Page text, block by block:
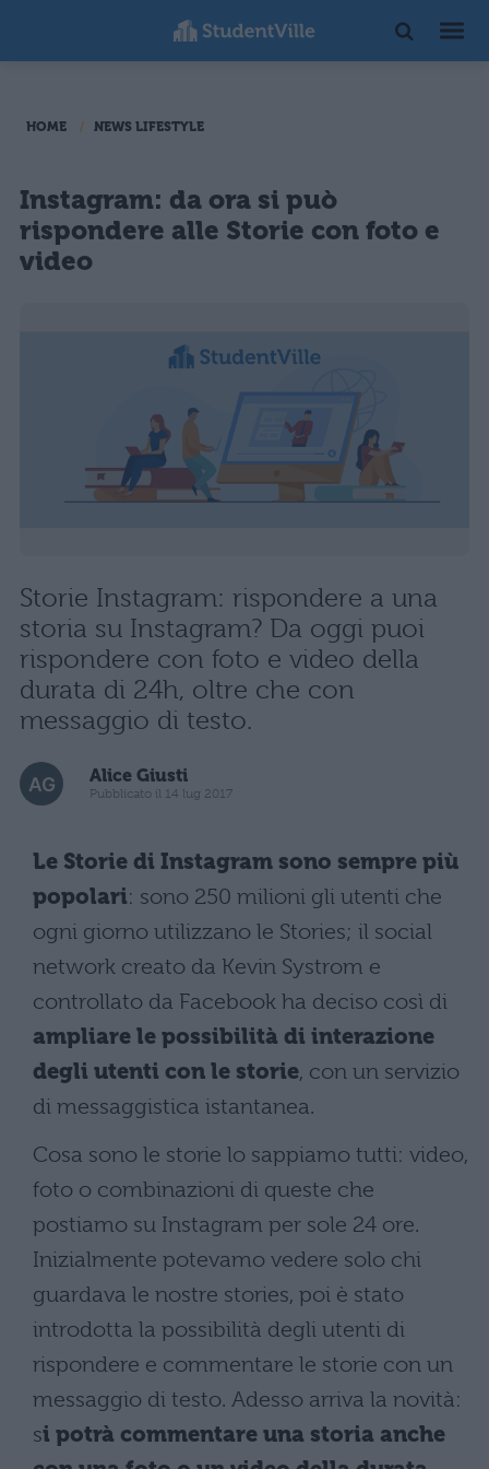
HOME NEWS LIFESTYLE
Instagram: da ora si può
rispondere alle Storie con foto e
video
Storie Instagram: rispondere a una
storia su Instagram? Da oggi puoi
rispondere con foto e video della
durata di 24h, oltre che con
messaggio di testo.
Alice Giusti
Pubblicato il 14 lug 2017
Le Storie di Instagram sono sempre più
popolari: sono 250 milioni gli utenti che
ogni giorno utilizzano le Stories; il social
network creato da Kevin Systrom e
controllato da Facebook ha deciso così di
ampliare le possibilità di interazione
degli utenti con le storie, con un servizio
di messaggistica istantanea.
Cosa sono le storie lo sappiamo tutti: video,
foto o combinazioni di queste che
postiamo su Instagram per sole 24 ore.
Inizialmente potevamo vedere solo chi
guardava le nostre stories, poi è stato
introdotta la possibilità degli utenti di
rispondere e commentare le storie con un
messaggio di testo. Adesso arriva la novità:
si potrà commentare una storia anche